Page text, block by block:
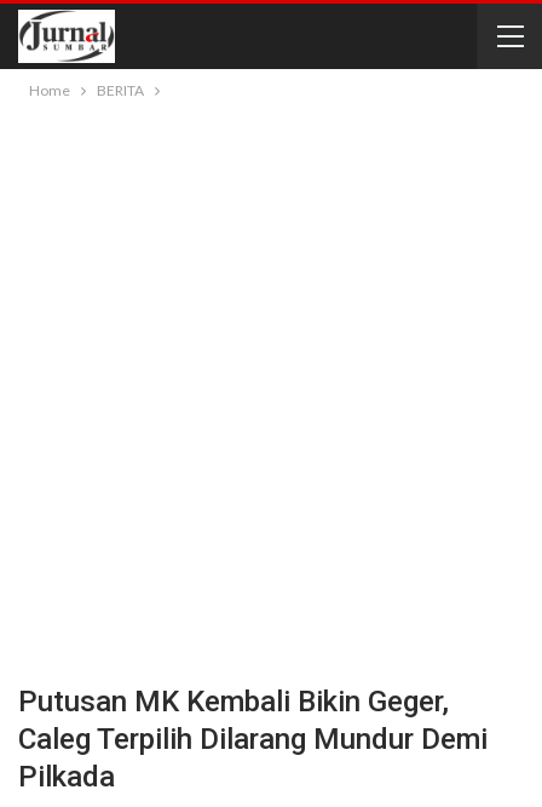
Home BERITA
Putusan MK Kembali Bikin Geger,
Caleg Terpilih Dilarang Mundur Demi
Pilkada